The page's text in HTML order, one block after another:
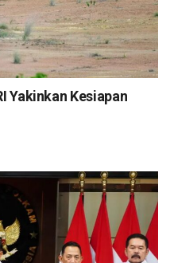
Yakinkan Kesiapan